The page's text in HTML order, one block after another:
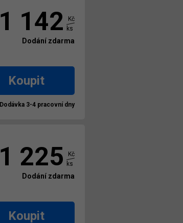
1 142
Kč
ks
Dodání zdarma
Koupit
Dodávka 3-4 pracovní dny
1 225
Kč
ks
Dodání zdarma
Koupit